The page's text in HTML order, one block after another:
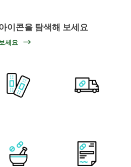
이콘을 탐색해 보세요
세요